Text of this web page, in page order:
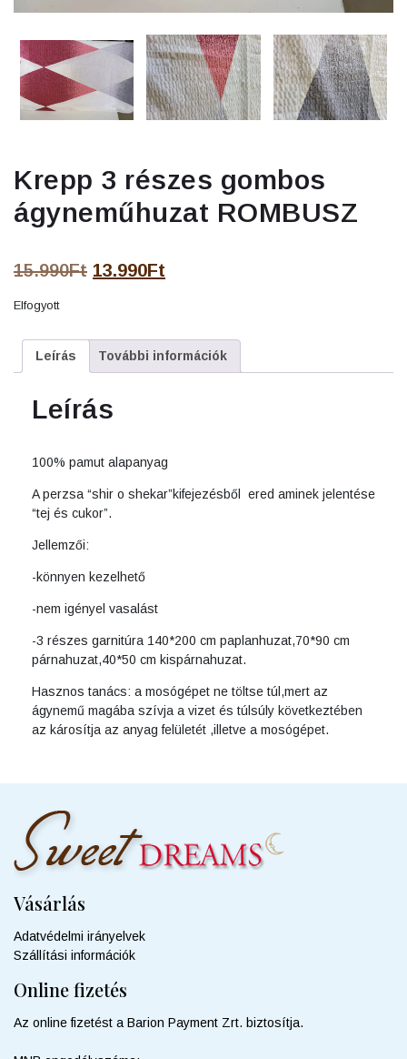
Krepp 3 részes gombos
ágyneműhuzat ROMBUSZ
15.990Ft Original
15.990Ft.
13.990Ft
13.990Ft.
Elfogyott
Leírás További információk
Leírás
100% pamut alapanyag
A perzsa “shir o shekar”kifejezésből ered aminek jelentése
“tej és cukor”.
Jellemzői:
-könnyen kezelhető
-nem igényel vasalást
-3 részes garnitúra 140*200 cm paplanhuzat,70*90 cm
párnahuzat,40*50 cm kispárnahuzat.
Hasznos tanács: a mosógépet ne töltse túl,mert az
ágynemű magába szívja a vizet és túlsúly következtében
az károsítja az anyag felületét ,illetve a mosógépet.
Vásárlás
Adatvédelmi irányelvek
Szállítási információk
Online fizetés
Az online fizetést a Barion Payment Zrt. biztosítja.